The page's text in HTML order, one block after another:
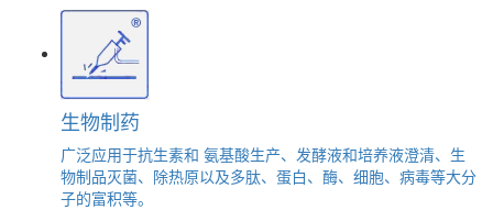
生物制药
广泛应用于抗生素和 氨基酸生产、发酵液和培养液澄清、生
物制品灭菌、除热原以及多肽、蛋白、酶、细胞、病毒等大分
子的富积等。